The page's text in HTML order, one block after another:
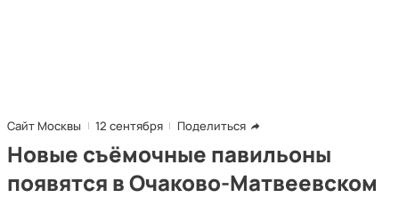
Сайт Москвы 12 сентября Поделиться
Новые съёмочные павильоны
появятся в Очаково-Матвеевском